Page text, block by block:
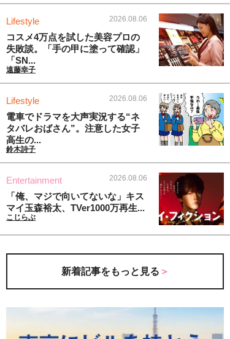
Lifestyle 2026.08.06
コスメ4万点を試した美容プロの
失敗談。「手の甲に塗って確認」
「SN...
遠藤幸子
Lifestyle 2026.08.06
電車でドラマを大声実況する“ネ
タバレおばさん”。注意した女子
高生の...
鈴木詩子
Entertainment 2026.08.06
「俺、マジで向いてないな」キス
マイ玉森裕太、TVer1000万再生...
こじらぶ
新着記事をもっと見る